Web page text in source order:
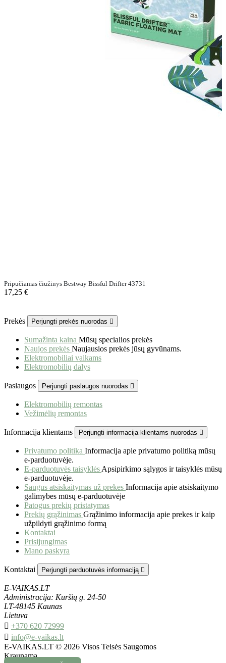
Pripučiamas čiužinys Bestway Bissful Drifter 43731
17,25 €
Prekės Perjungti prekės nuorodas 
Sumažinta kainaMūsų specialios prekės
Naujos prekėsNaujausios prekės jūsų gyvūnams.
Elektromobiliai vaikams
Elektromobilių dalys
Paslaugos Perjungti paslaugos nuorodas 
Elektromobilių remontas
Vežimėlių remontas
Informacija klientams Perjungti informacija klientams nuorodas 
Privatumo politikaInformacija apie privatumo politiką mūsų
e-parduotuvėje.
E-parduotuvės taisyklėsApsipirkimo sąlygos ir taisyklės mūsų
e-parduotuvėje.
Saugus atsiskaitymas už prekesInformacija apie atsiskaitymo
galimybes mūsų e-parduotuvėje
Patogus prekių pristatymas
Prekių grąžinimasGrąžinimo informacija apie prekes ir kaip
užpildyti grąžinimo formą
Kontaktai
Prisijungimas
Mano paskyra
Kontaktai Perjungti parduotuvės informaciją 
E-VAIKAS.LT
Administracija: Kuršių g. 24-50
LT-48145 Kaunas
Lietuva
 +370 620 72999
 info@e-vaikas.lt
E-VAIKAS.LT © 2026 Visos Teisės Saugomos
Kraunama...